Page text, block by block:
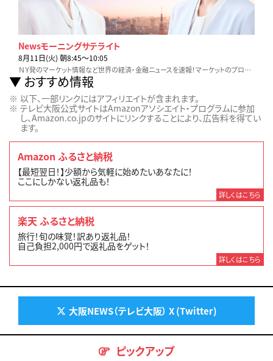
Newsモーニングサテライト
8月11日(火) 朝8:45〜10:05
ＮＹ発のマーケット情報など世界の経済・金融ニュースを速報！マーケットのプロが詳しく解説します。
おすすめ情報
以下、一部リンクにはアフィリエイトが含まれます。
テレビ大阪公式サイトはAmazonアソシエイト・プログラムに参加
し、Amazon.co.jpのサイトにリンクすることにより、広告料を得てい
ます。
Amazon ふるさと納税
【最短翌日！】少額から気軽に始めたいあなたに！
ここにしかない返礼品も！
詳しくはこちら
楽天 ふるさと納税
旅行！旬の味覚！訳あり返礼品！
自己負担2,000円で返礼品をゲット！
詳しくはこちら
大阪NEWS（テレビ大阪） X (Twitter)
ピックアップ